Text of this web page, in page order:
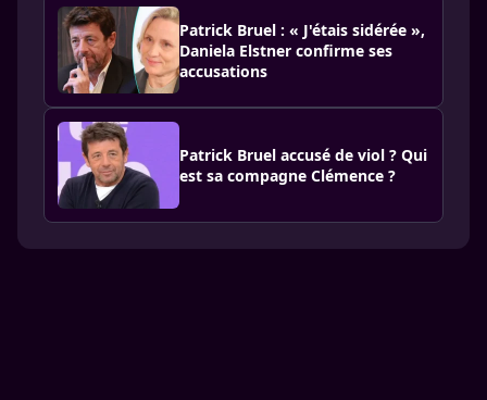
Patrick Bruel : « J'étais sidérée »,
Daniela Elstner confirme ses
accusations
Patrick Bruel accusé de viol ? Qui
est sa compagne Clémence ?